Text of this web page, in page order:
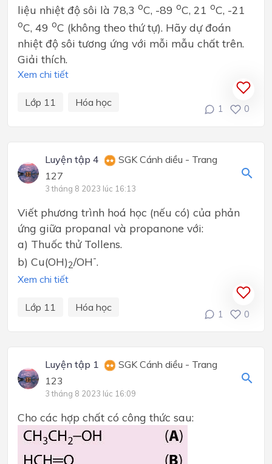
liệu nhiệt độ sôi là 78,3 oC, -89 oC, 21 oC, -21
oC, 49 oC (không theo thứ tự). Hãy dự đoán
nhiệt độ sôi tương ứng với mỗi mẫu chất trên.
Giải thích.
Xem chi tiết
Lớp 11 Hóa học
1 0
Luyện tập 4
SGK Cánh diều - Trang
127
3 tháng 8 2023 lúc 16:13
Viết phương trình hoá học (nếu có) của phản
ứng giữa propanal và propanone với:
a) Thuốc thử Tollens.
b) Cu(OH)2/OH-.
Xem chi tiết
Lớp 11 Hóa học
1 0
Luyện tập 1
SGK Cánh diều - Trang
123
3 tháng 8 2023 lúc 16:09
Cho các hợp chất có công thức sau: